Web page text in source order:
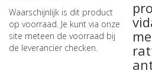
Waarschijnlijk is dit product
op voorraad. Je kunt via onze
site meteen de voorraad bij
de leverancier checken.